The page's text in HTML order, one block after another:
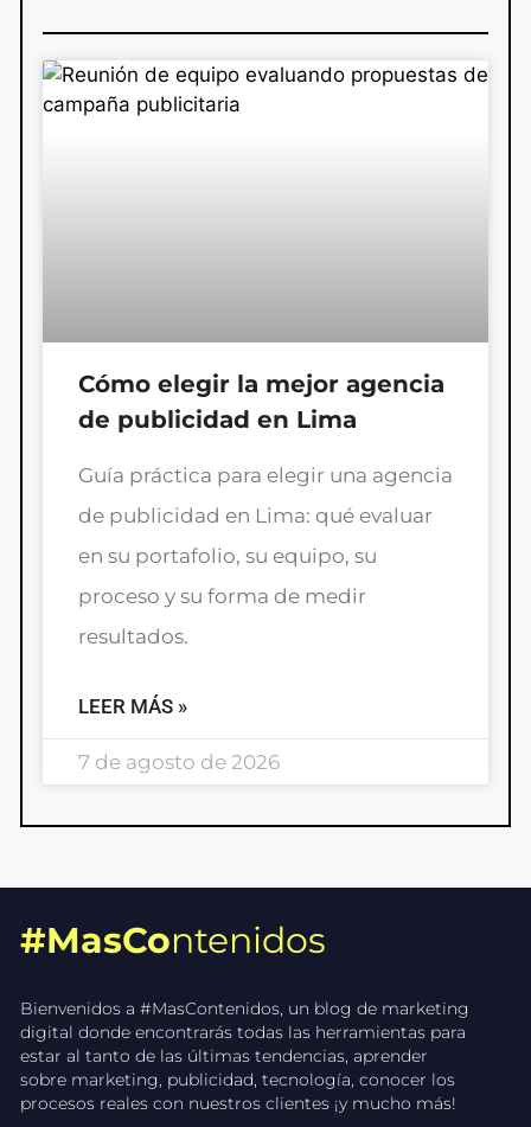
Cómo elegir la mejor agencia
de publicidad en Lima
Guía práctica para elegir una agencia
de publicidad en Lima: qué evaluar
en su portafolio, su equipo, su
proceso y su forma de medir
resultados.
LEER MÁS »
7 de agosto de 2026
#MasContenidos
Bienvenidos a #MasContenidos, un blog de marketing
digital donde encontrarás todas las herramientas para
estar al tanto de las últimas tendencias, aprender
sobre marketing, publicidad, tecnología, conocer los
procesos reales con nuestros clientes ¡y mucho más!